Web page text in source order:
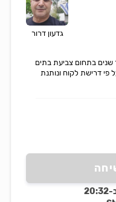
גדעון דרור
בתחום צביעת בתים
פי דרישת לקוח ונותנת